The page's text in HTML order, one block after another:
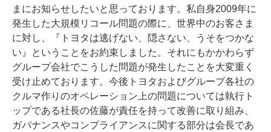
まにお知らせしたいと思っております。私自身2009年に
発生した大規模リコール問題の際に、世界中のお客さま
に対し、『トヨタは逃げない、隠さない、うそをつかな
い』ということをお約束しました。それにもかかわらず
グループ会社でこうした問題が発生したことを大変重く
受け止めております。今後トヨタおよびグループ各社の
クルマ作りのオペレーション上の問題については執行ト
ップである社長の佐藤が責任を持って改善に取り組み、
ガバナンスやコンプライアンスに関する部分は会長であ